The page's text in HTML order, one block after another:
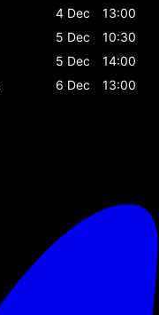
4 Dec
13:00
5 Dec
10:30
5 Dec
14:00
6 Dec
13:00